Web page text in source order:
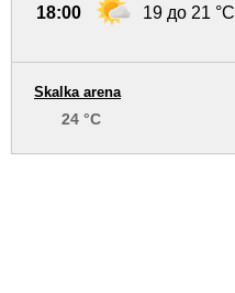
18:00 19 до 21 °C
Skalka arena
24 °C